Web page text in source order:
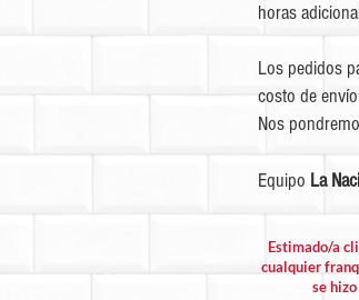
horas
Los pedidos
costo de
Nos
Equipo La
Estimado/a
cualquier
se